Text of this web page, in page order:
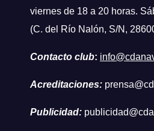
viernes de 18 a 20 horas.
(C. del Río Nalón, S/N,
Contacto club:
Acreditaciones:
Publicidad: